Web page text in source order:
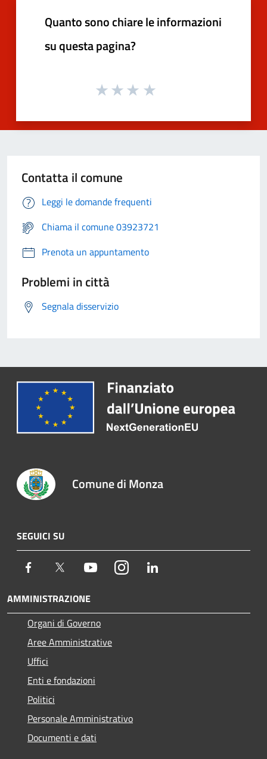
Quanto sono chiare le informazioni
su questa pagina?
Contatta il comune
Leggi le domande frequenti
Chiama il comune 03923721
Prenota un appuntamento
Problemi in città
Segnala disservizio
Comune di Monza
SEGUICI SU
Facebook Twitter YoutubeInstagram
AMMINISTRAZIONE
Organi di Governo
Aree Amministrative
Uffici
Enti e fondazioni
Politici
Personale Amministrativo
Documenti e dati